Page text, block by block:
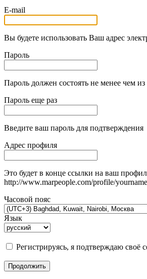
E-mail
Вы будете использовать Ваш адрес
Пароль
Пароль должен состоять не менее чем
Пароль еще раз
Введите ваш пароль для подтверждения
Адрес профиля
Это будет в конце ссылки на ваш
http://www.marpeople.com/profile/yourname
Часовой пояс
Язык
Регистрируясь, я подтверждаю своё
Продолжить